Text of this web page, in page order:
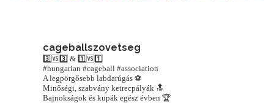
cageballszovetseg
3️⃣🆚3️⃣ & 1️⃣🆚1️⃣
#hungarian #cageball #association
A legpörgősebb labdarúgás ⚽️
Minőségi, szabvány ketrecpályák 🔝
Bajnokságok és kupák egész évben 🏆